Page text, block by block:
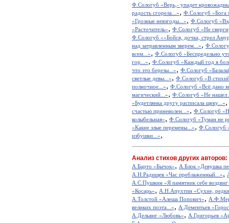
Ф.Сологуб «Верь,- упадет
радость сгорела...», Ф.Сологуб «Бога
«Грозные невзгоды...», Ф.Сологуб
«Расточитель», Ф.Сологуб «Не
Ф.Сологуб ««Бойся, дочка, стрел
над затравленным зверем...»,
всем...», Ф.Сологуб «Беспредельно
гор...», Ф.Сологуб «Каждый год я
что это березы...», Ф.Сологуб
светлые девы...», Ф.Сологуб «В
полночное...», Ф.Сологуб «Всё дано
магический...», Ф.Сологуб «Не нашел
«Будетлянка другу расписала щеку...»,
счастью приневолен...», Ф.Сологуб
колыбельная», Ф.Сологуб «Туман не
«Какие злые перемены...», Ф.Сологуб
избушки...»,
Анализ стихов других авторов:
А.Барто «Бычок», А.Блок «Девушка
А.Н.Радищев «Час преблаженный...»,
А.С.Пушкин «Я памятник себе
«Косарь», А.Н.Апухтин «Сухие,
А.Толстой «Алеша Попович»,
великих поэта...», А.Дементьев
А.Дельвиг «Любовь», А.Григорьев